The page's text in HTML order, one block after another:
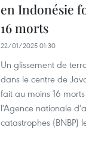
en Indonésie
16 morts
22/01/2025 01:30
Un glissement de
dans le centre de
fait au moins 16
l'Agence nationale
catastrophes (BNBP)